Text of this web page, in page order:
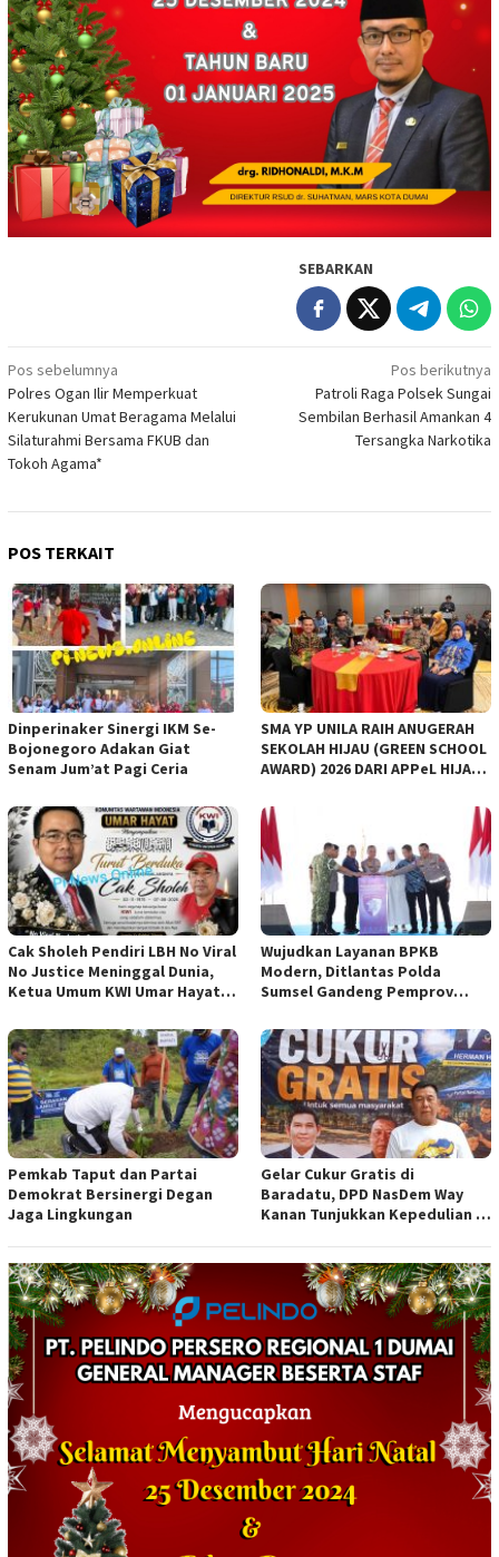
SEBARKAN
Navigasi
pos
Pos sebelumnya
Polres Ogan Ilir Memperkuat
Kerukunan Umat Beragama Melalui
Silaturahmi Bersama FKUB dan
Tokoh Agama*
Pos berikutnya
Patroli Raga Polsek Sungai
Sembilan Berhasil Amankan 4
Tersangka Narkotika
POS TERKAIT
Dinperinaker Sinergi IKM Se-
Bojonegoro Adakan Giat
Senam Jum’at Pagi Ceria
SMA YP UNILA RAIH ANUGERAH
SEKOLAH HIJAU (GREEN SCHOOL
AWARD) 2026 DARI APPeL HIJAU
Cak Sholeh Pendiri LBH No Viral
No Justice Meninggal Dunia,
Ketua Umum KWI Umar Hayat
Wujudkan Layanan BPKB
Modern, Ditlantas Polda
Sumsel Gandeng Pemprov
Pemkab Taput dan Partai
Demokrat Bersinergi Degan
Jaga Lingkungan
Gelar Cukur Gratis di
Baradatu, DPD NasDem Way
Kanan Tunjukkan Kepedulian di